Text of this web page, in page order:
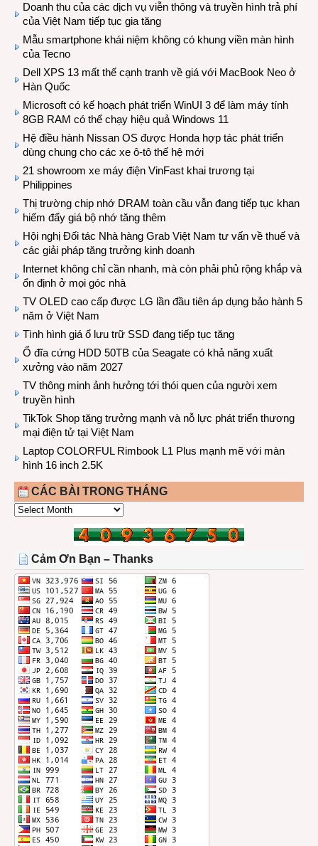
Doanh thu của các dịch vụ viễn thông và truyền hình trả phí
của Việt Nam tiếp tục gia tăng
Mẫu smartphone khái niệm không có khung viền màn hình
của Tecno
Dell XPS 13 mất thế cạnh tranh về giá với MacBook Neo ở
Hàn Quốc
Microsoft có kế hoạch phát triển WinUI 3 để làm máy tính
8GB RAM có thể chạy hiệu quả Windows 11
Hệ điều hành Nissan OS được Honda hợp tác phát triển
dùng chung cho các xe ô-tô thế hệ mới
21 showroom xe máy điện VinFast khai trương tại
Philippines
Thị trường chip nhớ DRAM toàn cầu vẫn đang tiếp tục khan
hiếm đẩy giá bộ nhớ tăng thêm
Hội nghị Đối tác Nhà hàng Grab Việt Nam tư vấn về thuế và
các giải pháp tăng trưởng kinh doanh
Internet không chỉ cần nhanh, mà còn phải phủ rộng khắp và
ổn định ở mọi góc nhà
TV OLED cao cấp được LG lần đầu tiên áp dụng bảo hành 5
năm ở Việt Nam
Tình hình giá ổ lưu trữ SSD đang tiếp tục tăng
Ổ đĩa cứng HDD 50TB của Seagate có khả năng xuất
xưởng vào năm 2027
TV thông minh ảnh hưởng tới thói quen của người xem
truyền hình
TikTok Shop tăng trưởng mạnh và nỗ lực phát triển thương
mại điện tử tại Việt Nam
Laptop COLORFUL Rimbook L1 Plus mạnh mẽ với màn
hình 16 inch 2.5K
CÁC BÀI TRONG THÁNG
CÁC
THÁNG
Cảm Ơn Bạn – Thanks